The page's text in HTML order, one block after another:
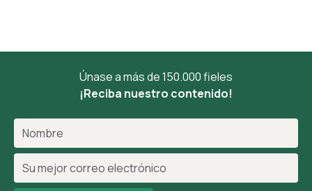
Únase a más de 150.000 fieles
¡Reciba nuestro contenido!